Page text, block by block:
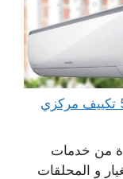
فني تكييف وتبريد الرميثية 55560390 تكييف مركزي
من خدمات
و المحلقات